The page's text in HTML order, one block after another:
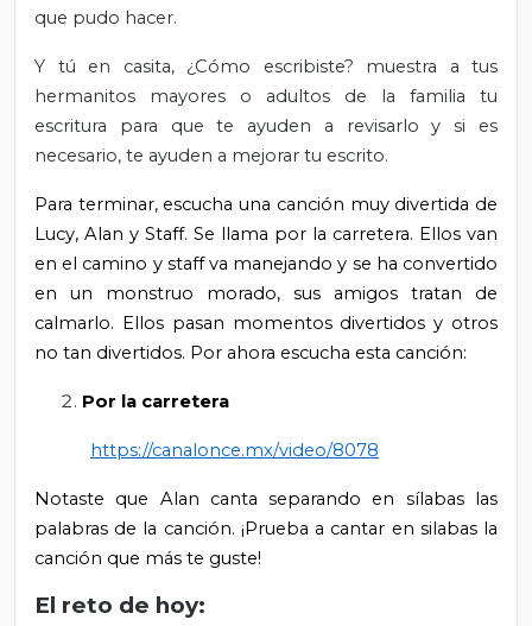
que pudo hacer.
Y tú en casita, ¿Cómo escribiste? muestra a tus
hermanitos mayores o adultos de la familia tu
escritura para que te ayuden a revisarlo y si es
necesario, te ayuden a mejorar tu escrito.
Para terminar, escucha una canción muy divertida de
Lucy, Alan y Staff. Se llama por la carretera. Ellos van
en el camino y staff va manejando y se ha convertido
en un monstruo morado, sus amigos tratan de
calmarlo. Ellos pasan momentos divertidos y otros
no tan divertidos. Por ahora escucha esta canción:
Por la carretera
https://canalonce.mx/video/8078
Notaste que Alan canta separando en sílabas las
palabras de la canción. ¡Prueba a cantar en silabas la
canción que más te guste!
El reto de hoy: